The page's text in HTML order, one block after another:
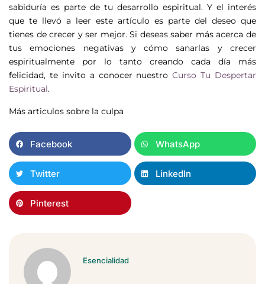
sabiduría es parte de tu desarrollo espiritual. Y el interés
que te llevó a leer este artículo es parte del deseo que
tienes de crecer y ser mejor. Si deseas saber más acerca de
tus emociones negativas y cómo sanarlas y crecer
espiritualmente por lo tanto creando cada día más
felicidad, te invito a conocer nuestroCurso Tu Despertar
Espiritual.
Más articulos sobre la culpa
Facebook WhatsApp
Twitter LinkedIn
Pinterest
Esencialidad